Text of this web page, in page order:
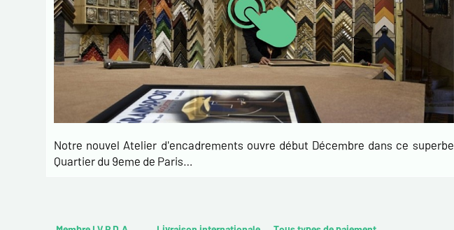
Notre nouvel Atelier d'encadrements ouvre début Décembre dans ce superbe
Quartier du 9eme de Paris…